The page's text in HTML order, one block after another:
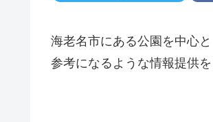
海老名市にある公園を中心
参考になるような情報提供を